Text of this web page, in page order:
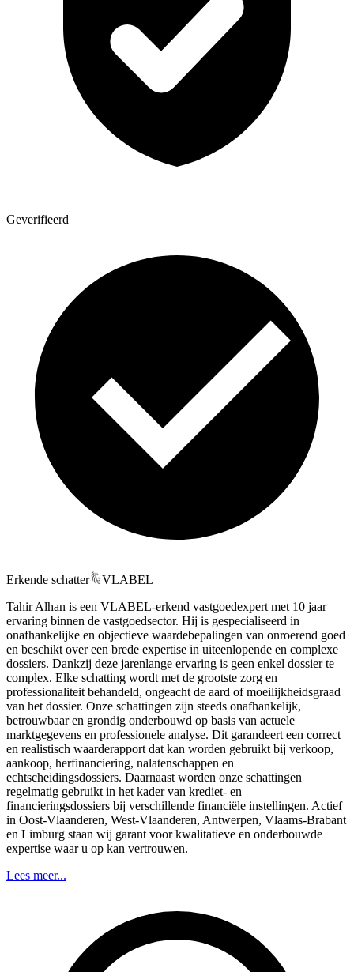
Geverifieerd
Erkende schatter
VLABEL
Tahir Alhan is een VLABEL-erkend vastgoedexpert met 10 jaar
ervaring binnen de vastgoedsector. Hij is gespecialiseerd in
onafhankelijke en objectieve waardebepalingen van onroerend goed
en beschikt over een brede expertise in uiteenlopende en complexe
dossiers. Dankzij deze jarenlange ervaring is geen enkel dossier te
complex. Elke schatting wordt met de grootste zorg en
professionaliteit behandeld, ongeacht de aard of moeilijkheidsgraad
van het dossier. Onze schattingen zijn steeds onafhankelijk,
betrouwbaar en grondig onderbouwd op basis van actuele
marktgegevens en professionele analyse. Dit garandeert een correct
en realistisch waarderapport dat kan worden gebruikt bij verkoop,
aankoop, herfinanciering, nalatenschappen en
echtscheidingsdossiers. Daarnaast worden onze schattingen
regelmatig gebruikt in het kader van krediet- en
financieringsdossiers bij verschillende financiële instellingen. Actief
in Oost-Vlaanderen, West-Vlaanderen, Antwerpen, Vlaams-Brabant
en Limburg staan wij garant voor kwalitatieve en onderbouwde
expertise waar u op kan vertrouwen.
Lees meer...